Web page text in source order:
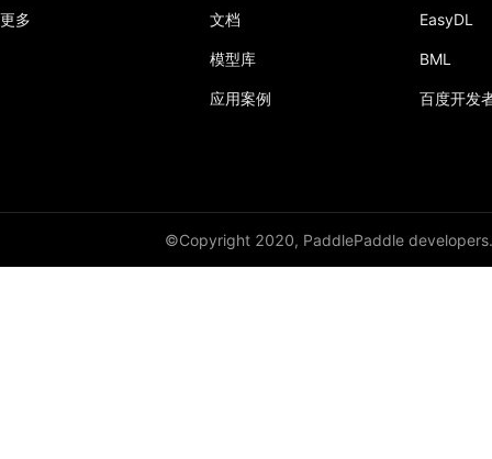
更多 文档
模型库
应用案例
EasyDL
BML
百度开发
©Copyright 2020, PaddlePaddle developers.